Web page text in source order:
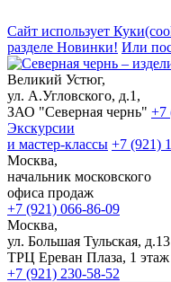
Сайт использует
разделе Новинки! Или
Великий Устюг,
ул. А.Угловского, д.1,
ЗАО "Северная чернь" +7
Экскурсии
и мастер-классы +7 (921)
Москва,
начальник московского
офиса продаж
+7 (921) 066-86-09
Москва,
ул. Большая Тульская, д.13
ТРЦ Ереван Плаза, 1 этаж
+7 (921) 230-58-52